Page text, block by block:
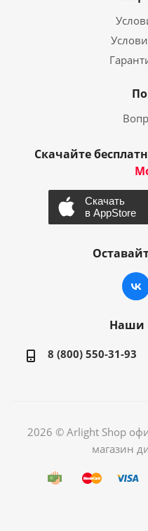
Скачайте
Наши
8 (800) 550-31-93
2026 © Arlight Shop
магазин